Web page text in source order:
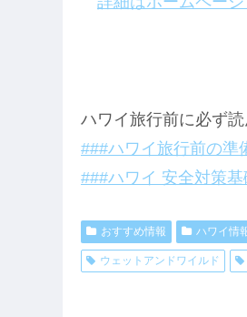
ハワイ旅行前に必ず読
###ハワイ旅行前の準
###ハワイ 安全対策
おすすめ情報 ハワイ情
ウェットアンドワイルド